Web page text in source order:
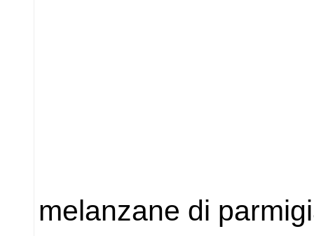
melanzane di